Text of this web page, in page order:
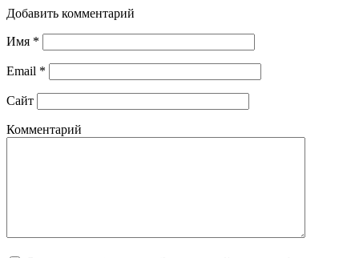
Добавить комментарий
Имя *
Email *
Сайт
Комментарий